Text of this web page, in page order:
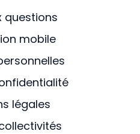
questions
mobile
légales